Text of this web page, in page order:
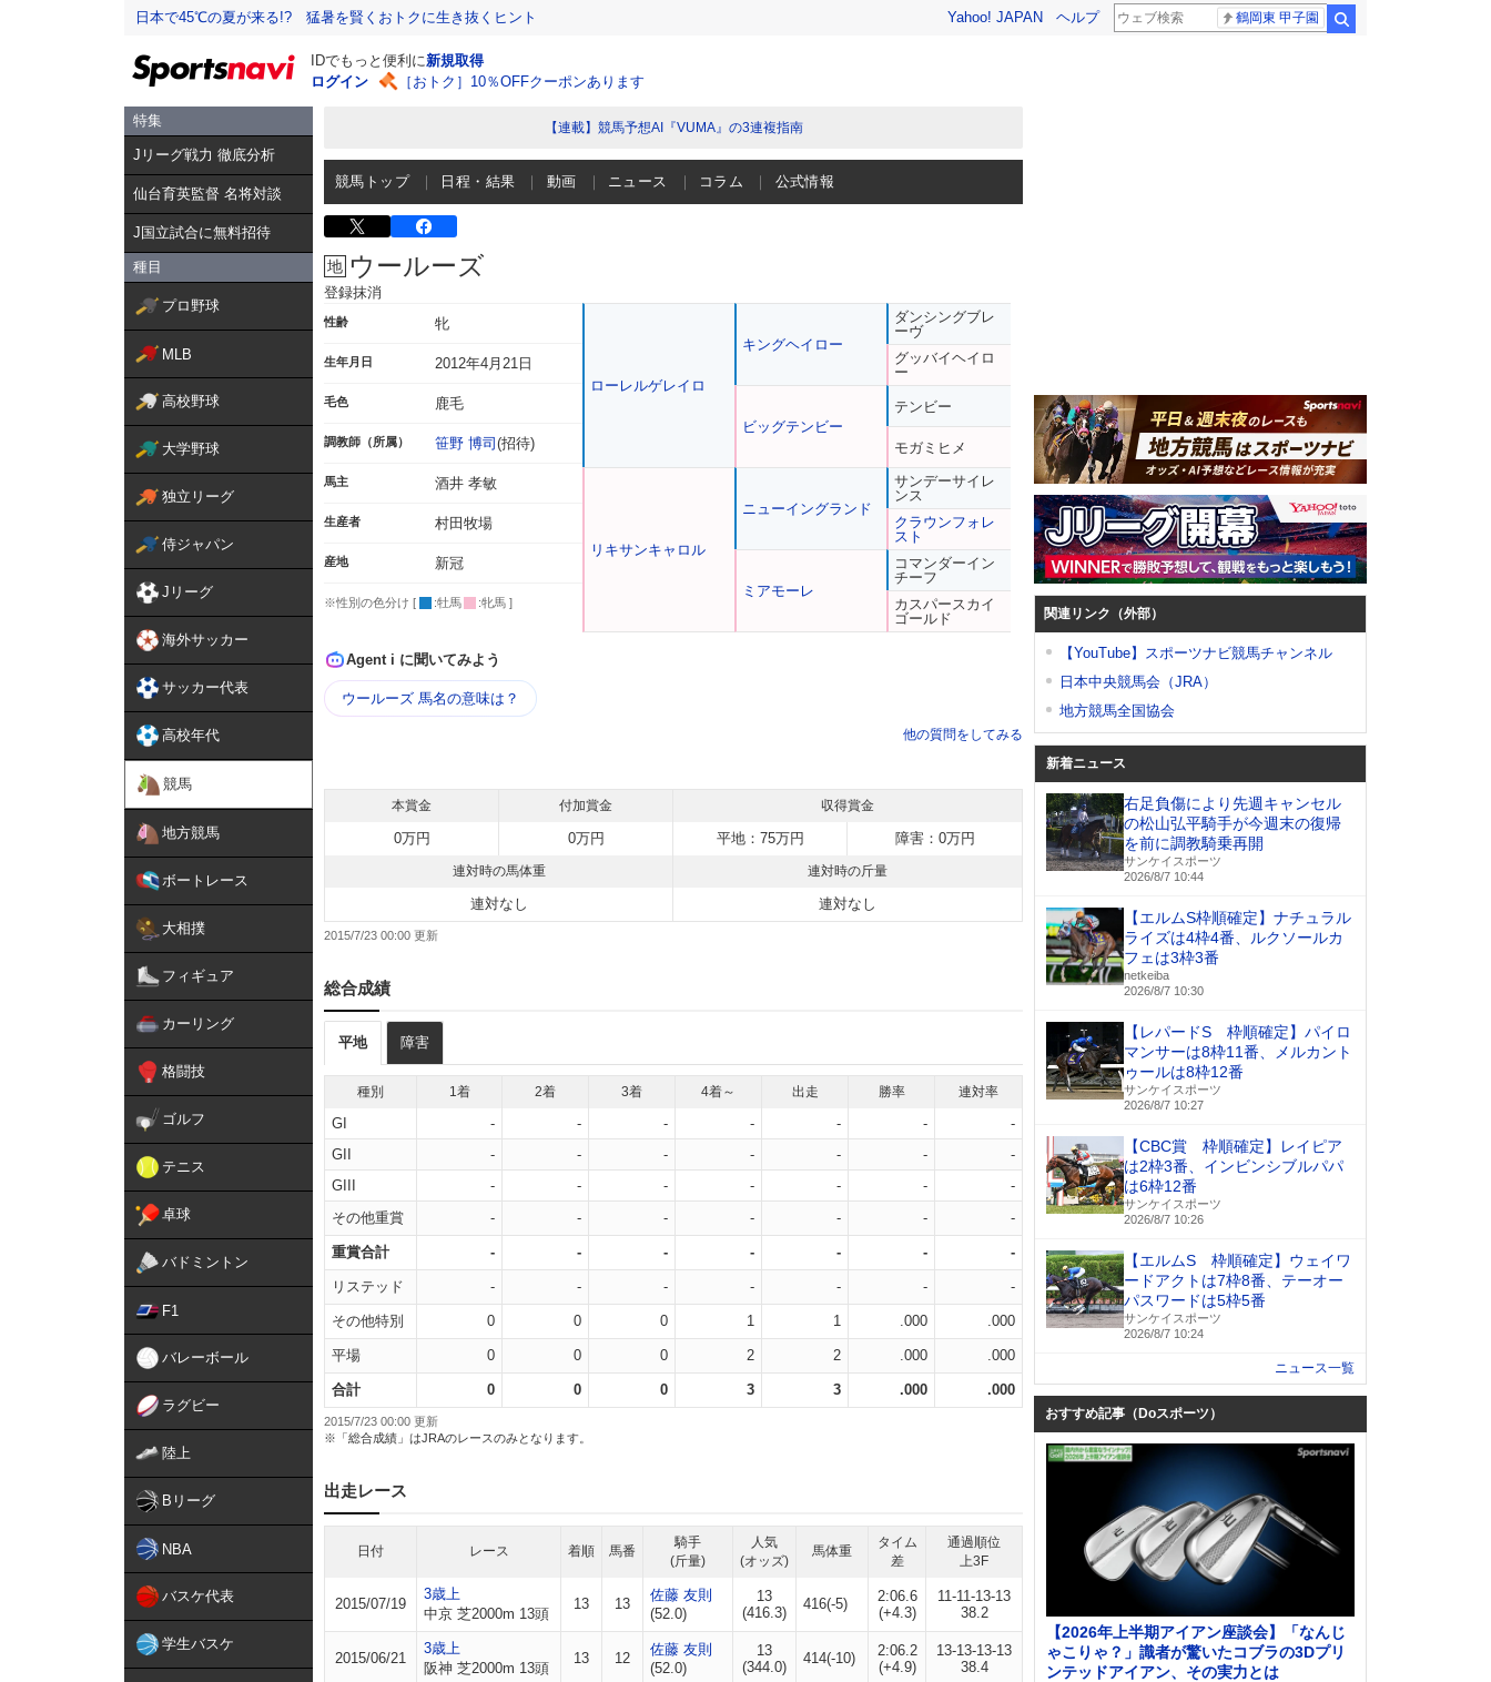
日本で45℃の夏が来る!? 猛暑を賢くおトクに生き抜くヒント Yahoo! JAPAN ヘルプ 鶴岡東 甲子園
IDでもっと便利に新規取得
ログイン
［おトク］10％OFFクーポンあります
特集
Jリーグ戦力 徹底分析
仙台育英監督 名将対談
J国立試合に無料招待
種目
プロ野球
MLB
高校野球
大学野球
独立リーグ
侍ジャパン
Jリーグ
海外サッカー
サッカー代表
高校年代
競馬
地方競馬
ボートレース
大相撲
フィギュア
カーリング
格闘技
ゴルフ
テニス
卓球
バドミントン
F1
バレーボール
ラグビー
陸上
Bリーグ
NBA
バスケ代表
学生バスケ
【連載】競馬予想AI『VUMA』の3連複指南
競馬トップ 日程・結果 動画 ニュース コラム 公式情報
ウールーズ
登録抹消
性齢 牝
生年月日 2012年4月21日
毛色 鹿毛
調教師（所属） 笹野 博司 (招待)
馬主 酒井 孝敏
生産者 村田牧場
産地 新冠
※性別の色分け [ :牡馬 :牝馬 ]
ローレルゲレイロ
リキサンキャロル
キングヘイロー
ビッグテンビー
ニューイングランド
ミアモーレ
ダンシングブレ
ーヴ
グッバイヘイロ
ー
テンビー
モガミヒメ
サンデーサイレ
ンス
クラウンフォレ
スト
コマンダーイン
チーフ
カスパースカイ
ゴールド
Agent i に聞いてみよう
ウールーズ 馬名の意味は？
他の質問をしてみる
本賞金 付加賞金 収得賞金
0万円 0万円 平地：75万円 障害：0万円
連対時の馬体重 連対時の斤量
連対なし 連対なし
2015/7/23 00:00
総合成績
平地 障害
種別 1着 2着 3着 4着～ 出走 勝率 連対率
GI - - - - - -
-
GII
- - - - - -
-
GIII
- - - - - -
-
その他重賞
- - - - - - -
重賞合計 - - - - - - -
リステッド - - - - - - -
その他特別 0 0 0 1 1 .000 .000
平場 0 0 0 2 2 .000 .000
合計 0 0 0 3 3 .000 .000
2015/7/23 00:00 更新
※「総合成績」はJRAのレースのみとなります。
出走レース
日付 レース 着順 馬番
騎手
(斤量)
人気
(オッズ)
馬体重
タイム
差
通過順位
上3F
2015/07/19
3歳上
中京 芝2000m 13頭
13 13
佐藤 友則
(52.0)
13
(416.3)
416(-5)
2:06.6
(+4.3)
11-11-13-13
38.2
2015/06/21
3歳上
阪神 芝2000m 13頭
13 12
佐藤 友則
(52.0)
13
(344.0)
414(-10)
2:06.2
(+4.9)
13-13-13-13
38.4
関連リンク（外部）
【YouTube】スポーツナビ競馬チャンネル
日本中央競馬会（JRA）
地方競馬全国協会
新着ニュース
右足負傷により先週キャンセル
の松山弘平騎手が今週末の復帰
を前に調教騎乗再開
サンケイスポーツ
2026/8/7 10:44
【エルムS枠順確定】ナチュラル
ライズは4枠4番、ルクソールカ
フェは3枠3番
netkeiba
2026/8/7 10:30
【レパードS 枠順確定】パイロ
マンサーは8枠11番、メルカント
ゥールは8枠12番
サンケイスポーツ
2026/8/7 10:27
【CBC賞 枠順確定】レイピア
は2枠3番、インビンシブルパパ
は6枠12番
サンケイスポーツ
2026/8/7 10:26
【エルムS 枠順確定】ウェイワ
ードアクトは7枠8番、テーオー
パスワードは5枠5番
サンケイスポーツ
2026/8/7 10:24
ニュース一覧
おすすめ記事（Doスポーツ）
【2026年上半期アイアン座談会】「なんじ
ゃこりゃ？」識者が驚いたコブラの3Dプリ
ンテッドアイアン、その実力とは